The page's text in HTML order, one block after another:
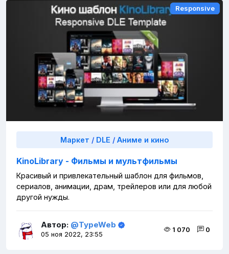
Responsive
Responsive
Маркет / DLE / Аниме и кино
KinoLibrary - Фильмы и мультфильмы
Красивый и привлекательный шаблон для фильмов,
сериалов, анимации, драм, трейлеров или для любой
другой нужды.
Автор: @TypeWeb
05 ноя 2022, 23:55
1 070 0